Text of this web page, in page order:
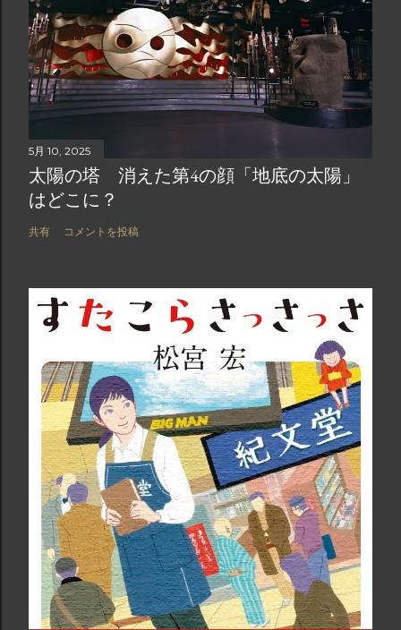
5月 10, 2025
太陽の塔 消えた第4の顔「地底の太陽」
はどこに？
共有 コメントを投稿